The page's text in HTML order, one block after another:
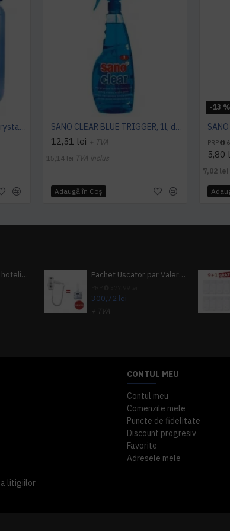
Detergent pentru geamuri, Crystal Clear, Konga, 5L SANO CLEAR BLUE TRIGGER, 1l, detergent geam
12,51 lei + TVA
15,14 lei TVA inclus
Adaugă în Coş
-13 %
PRP
5,80
7,02 lei
Pachet 100 seturi hoteliere, set dentar, set barbierit, casca de dus, pila unghii, set cusut Pachet Uscator par Valera Action Super Plus + GRATUIT Sampon si gel de dus Tork
300,72 lei
+ TVA
a litigiilor
CONTUL MEU
Contul meu
Comenzile mele
Puncte de fidelitate
Discount progresiv
Favorite
Adresele mele